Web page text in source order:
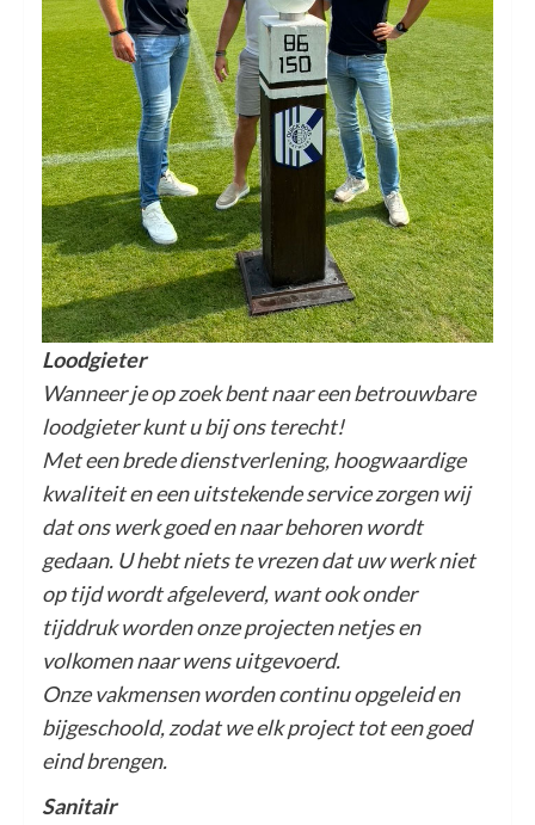
Loodgieter
Wanneer je op zoek bent naar een betrouwbare
loodgieter kunt u bij ons terecht!
Met een brede dienstverlening, hoogwaardige
kwaliteit en een uitstekende service zorgen wij
dat ons werk goed en naar behoren wordt
gedaan. U hebt niets te vrezen dat uw werk niet
op tijd wordt afgeleverd, want ook onder
tijddruk worden onze projecten netjes en
volkomen naar wens uitgevoerd.
Onze vakmensen worden continu opgeleid en
bijgeschoold, zodat we elk project tot een goed
eind brengen.
Sanitair